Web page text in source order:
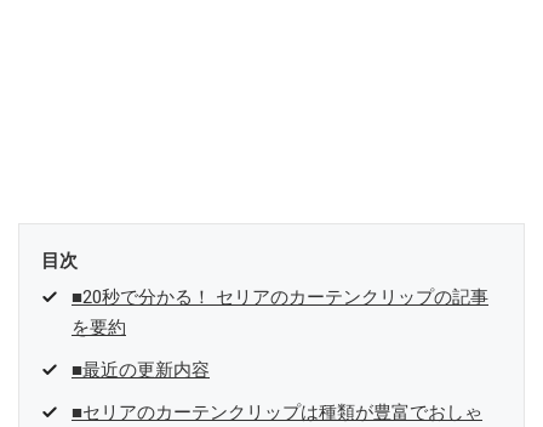
目次
■20秒で分かる！ セリアのカーテンクリップの記事
を要約
■最近の更新内容
■セリアのカーテンクリップは種類が豊富でおしゃ